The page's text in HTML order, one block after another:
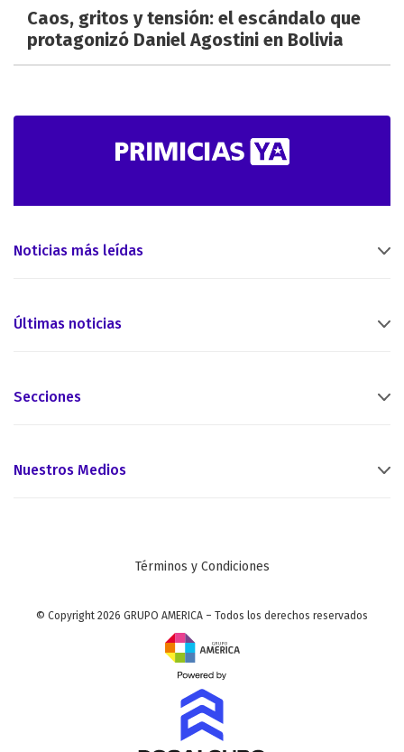
Caos, gritos y tensión: el escándalo que
protagonizó Daniel Agostini en Bolivia
Noticias más leídas
Últimas noticias
Secciones
Nuestros Medios
Términos y Condiciones
© Copyright 2026 GRUPO AMERICA – Todos los derechos reservados